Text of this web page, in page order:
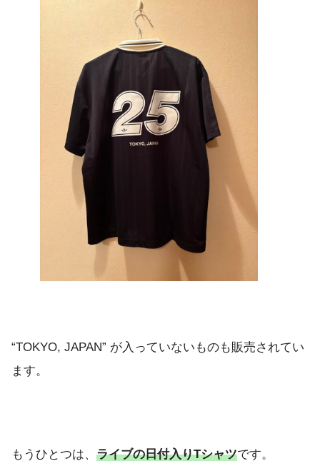
“TOKYO, JAPAN” が入っていないものも販売されてい
ます。
もうひとつは、 ライブの日付入りTシャツです。